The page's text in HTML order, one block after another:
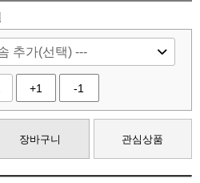
+1 -1
장바구니 관심상품